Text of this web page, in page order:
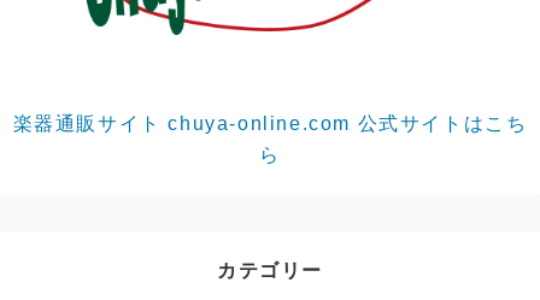
楽器通販サイト chuya-online.com 公式サイトはこち
ら
カテゴリー